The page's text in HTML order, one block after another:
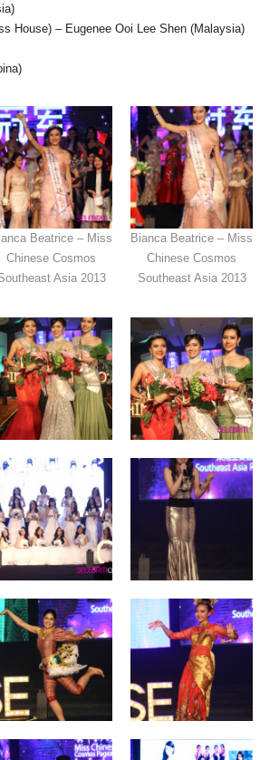
House) – Eugenee Ooi Lee Shen (Malaysia)
Beatrice – Miss
Chinese Cosmos
Asia 2013
Bianca Beatrice – Miss
Chinese Cosmos
Southeast Asia 2013